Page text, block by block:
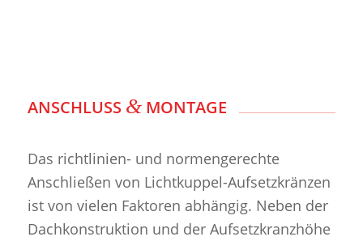
ANSCHLUSS &MONTAGE
Das richtlinien- und normengerechte
Anschließen von Lichtkuppel-Aufsetzkränzen
ist von vielen Faktoren abhängig. Neben der
Dachkonstruktion und der Aufsetzkranzhöhe